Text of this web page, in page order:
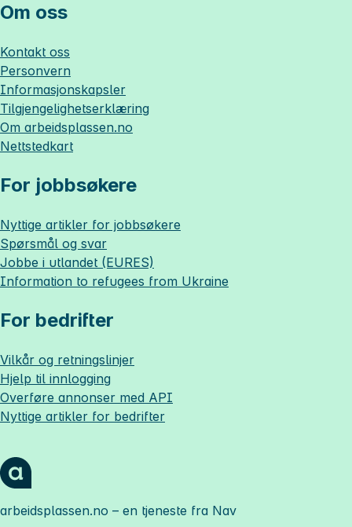
Om oss
Kontakt oss
Personvern
Informasjonskapsler
Tilgjengelighetserklæring
Om arbeidsplassen.no
Nettstedkart
For jobbsøkere
Nyttige artikler for jobbsøkere
Spørsmål og svar
Jobbe i utlandet (EURES)
Information to refugees from Ukraine
For bedrifter
Vilkår og retningslinjer
Hjelp til innlogging
Overføre annonser med API
Nyttige artikler for bedrifter
arbeidsplassen.no – en tjeneste fra Nav